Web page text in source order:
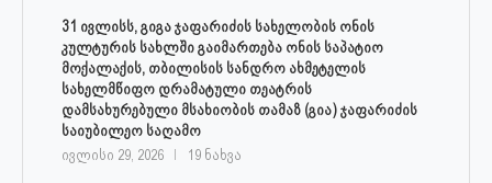
31 ივლისს, გიგა ჯაფარიძის სახელობის ონის
კულტურის სახლში გაიმართება ონის საპატიო
მოქალაქის, თბილისის სანდრო ახმეტელის
სახელმწიფო დრამატული თეატრის
დამსახურებული მსახიობის თამაზ (გია) ჯაფარიძის
საიუბილეო საღამო
ივლისი 29, 2026 19 ნახვა